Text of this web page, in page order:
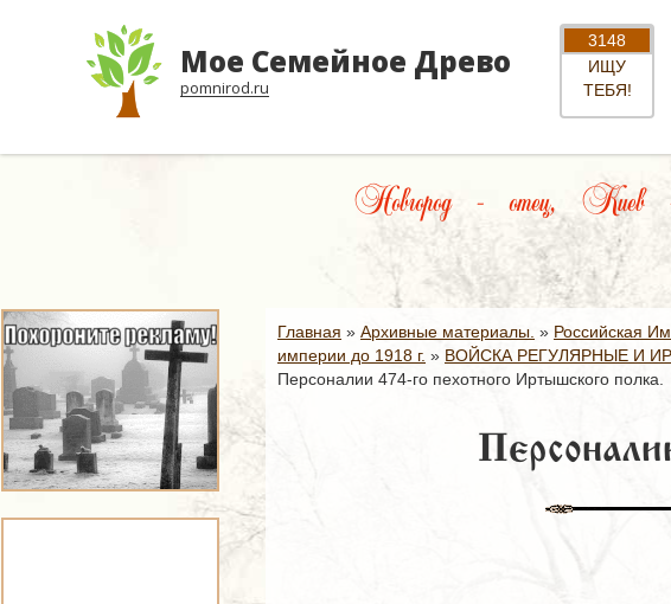
Мое Семейное Древо
pomnirod.ru
3148
ИЩУ
ТЕБЯ!
Новгород – отец, Киев
Главная » Архивные материалы. » Российская
империи до 1918 г. » ВОЙСКА РЕГУЛЯРНЫЕ И
Персоналии 474-го пехотного Иртышского полка.